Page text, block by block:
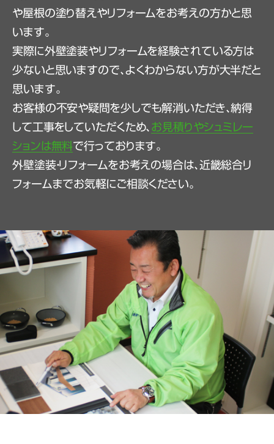
や屋根の塗り替えやリフォームをお考えの方かと思
います。
実際に外壁塗装やリフォームを経験されている方は
少ないと思いますので、よくわからない方が大半だと
思います。
お客様の不安や疑問を少しでも解消いただき、納得
して工事をしていただくため、 お見積りやシュミレー
ションは無料で行っております。
外壁塗装・リフォームをお考えの場合は、近畿総合リ
フォームまでお気軽にご相談ください。